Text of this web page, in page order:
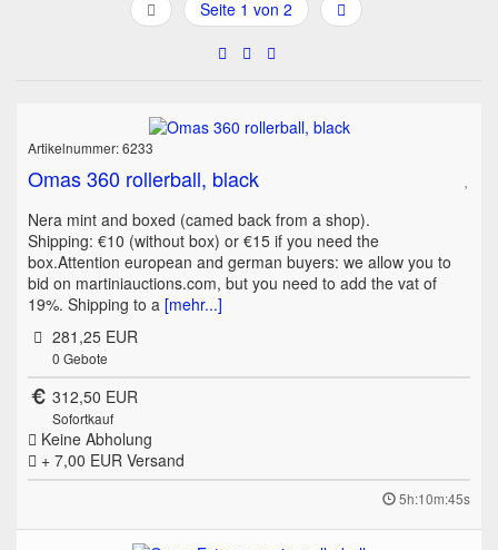
Seite 1 von 2
Artikelnummer: 6233
Omas 360 rollerball, black
Nera mint and boxed (camed back from a shop).
Shipping: €10 (without box) or €15 if you need the
box.Attention european and german buyers: we allow you to
bid on martiniauctions.com, but you need to add the vat of
19%. Shipping to a [mehr...]
281,25 EUR
0 Gebote
312,50 EUR
Sofortkauf
Keine Abholung
+ 7,00 EUR Versand
5h:10m:45s